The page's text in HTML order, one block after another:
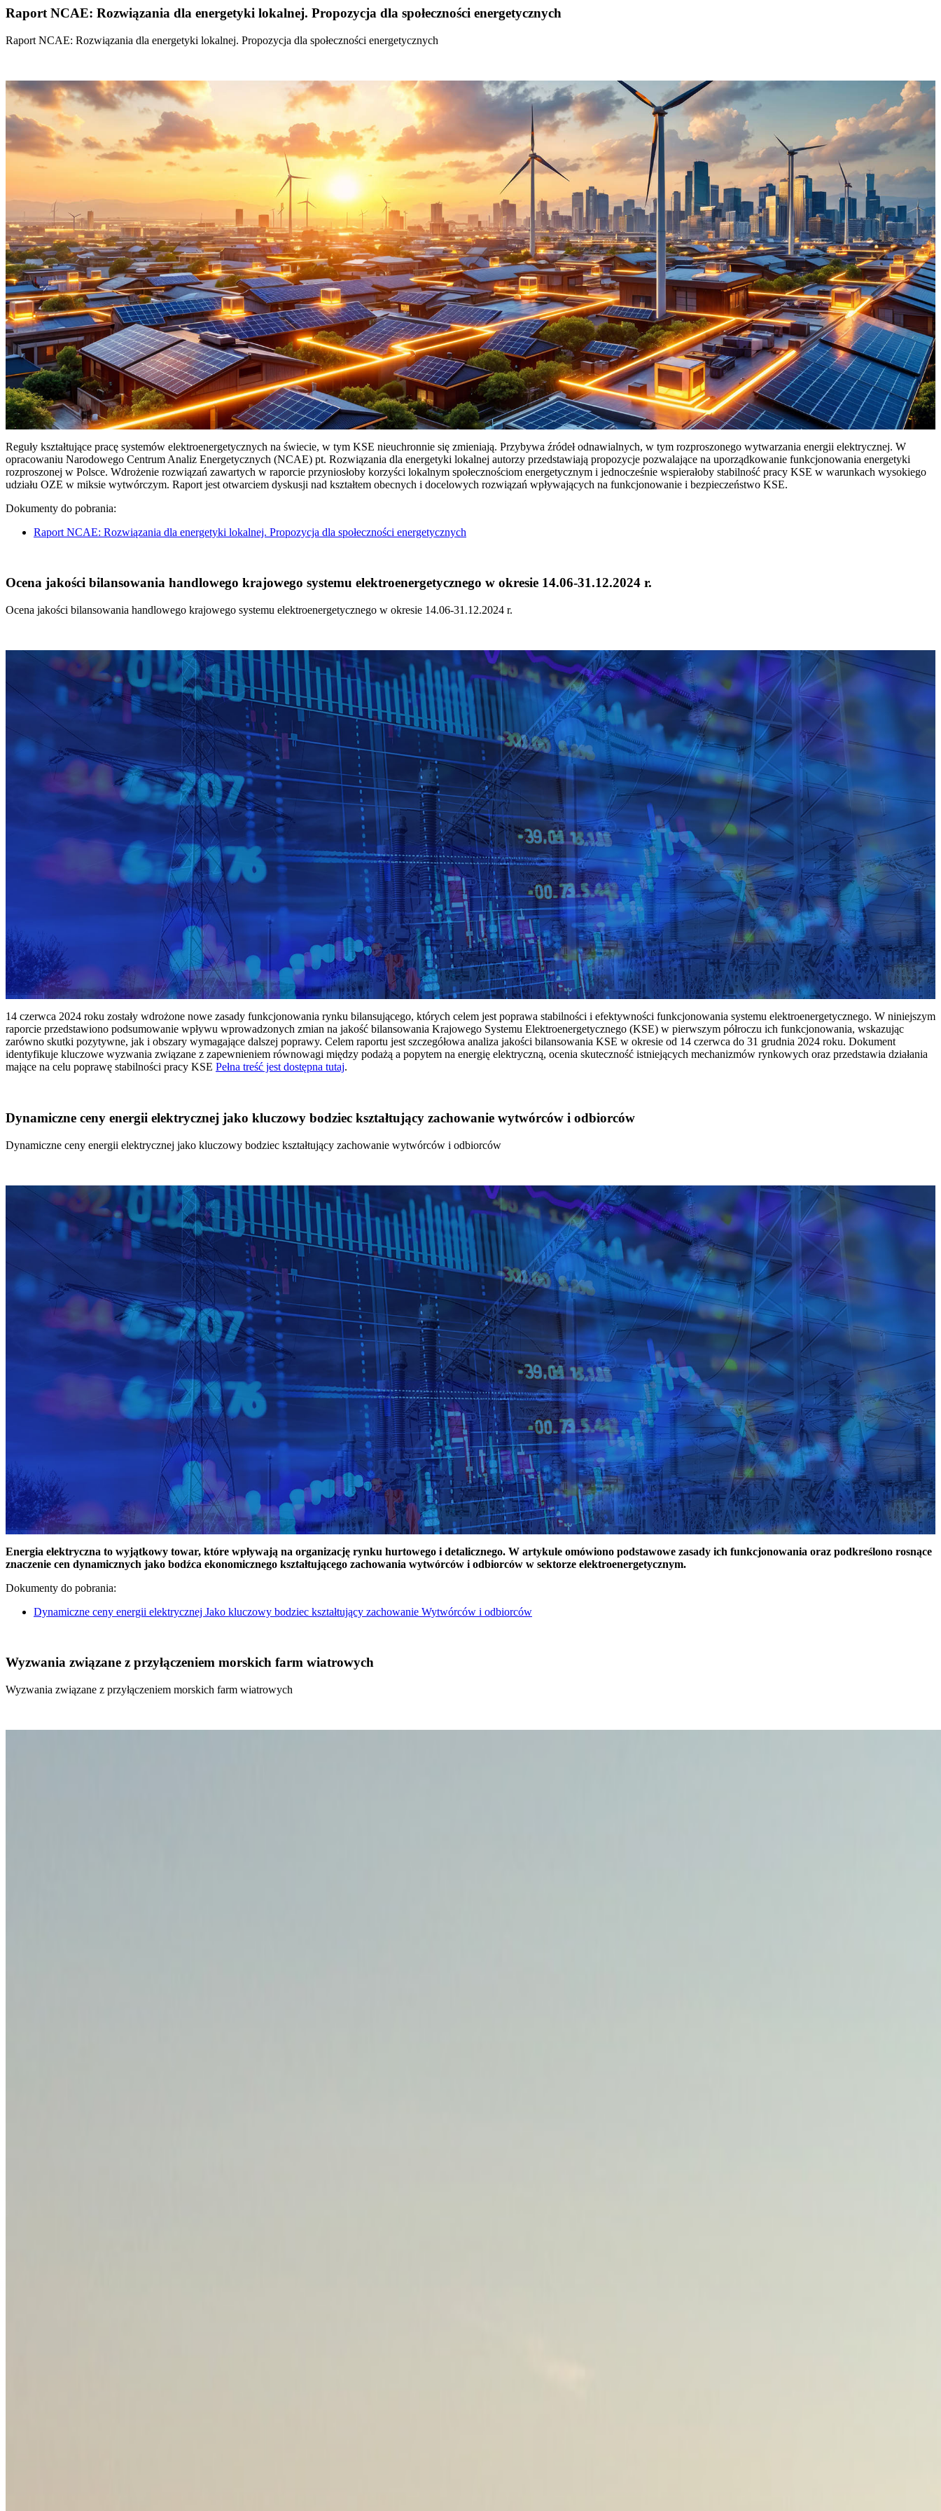
Raport NCAE: Rozwiązania dla energetyki lokalnej. Propozycja dla społeczności energetycznych
Raport NCAE: Rozwiązania dla energetyki lokalnej. Propozycja dla społeczności energetycznych
Reguły kształtujące pracę systemów elektroenergetycznych na świecie, w tym KSE nieuchronnie się zmieniają. Przybywa źródeł odnawialnych, w tym rozproszonego wytwarzania energii elektrycznej. W
opracowaniu Narodowego Centrum Analiz Energetycznych (NCAE) pt. Rozwiązania dla energetyki lokalnej autorzy przedstawiają propozycje pozwalające na uporządkowanie funkcjonowania energetyki
rozproszonej w Polsce. Wdrożenie rozwiązań zawartych w raporcie przyniosłoby korzyści lokalnym społecznościom energetycznym i jednocześnie wspierałoby stabilność pracy KSE w warunkach wysokiego
udziału OZE w miksie wytwórczym. Raport jest otwarciem dyskusji nad kształtem obecnych i docelowych rozwiązań wpływających na funkcjonowanie i bezpieczeństwo KSE.
Dokumenty do pobrania:
Raport NCAE: Rozwiązania dla energetyki lokalnej. Propozycja dla społeczności energetycznych
Ocena jakości bilansowania handlowego krajowego systemu elektroenergetycznego w okresie 14.06-31.12.2024 r.
Ocena jakości bilansowania handlowego krajowego systemu elektroenergetycznego w okresie 14.06-31.12.2024 r.
14 czerwca 2024 roku zostały wdrożone nowe zasady funkcjonowania rynku bilansującego, których celem jest poprawa stabilności i efektywności funkcjonowania systemu elektroenergetycznego. W niniejszym
raporcie przedstawiono podsumowanie wpływu wprowadzonych zmian na jakość bilansowania Krajowego Systemu Elektroenergetycznego (KSE) w pierwszym półroczu ich funkcjonowania, wskazując
zarówno skutki pozytywne, jak i obszary wymagające dalszej poprawy. Celem raportu jest szczegółowa analiza jakości bilansowania KSE w okresie od 14 czerwca do 31 grudnia 2024 roku. Dokument
identyfikuje kluczowe wyzwania związane z zapewnieniem równowagi między podażą a popytem na energię elektryczną, ocenia skuteczność istniejących mechanizmów rynkowych oraz przedstawia działania
mające na celu poprawę stabilności pracy KSE Pełna treść jest dostępna tutaj.
Dynamiczne ceny energii elektrycznej jako kluczowy bodziec kształtujący zachowanie wytwórców i odbiorców
Dynamiczne ceny energii elektrycznej jako kluczowy bodziec kształtujący zachowanie wytwórców i odbiorców
Energia elektryczna to wyjątkowy towar, które wpływają na organizację rynku hurtowego i detalicznego. W artykule omówiono podstawowe zasady ich funkcjonowania oraz podkreślono rosnące
znaczenie cen dynamicznych jako bodźca ekonomicznego kształtującego zachowania wytwórców i odbiorców w sektorze elektroenergetycznym.
Dokumenty do pobrania:
Dynamiczne ceny energii elektrycznej Jako kluczowy bodziec kształtujący zachowanie Wytwórców i odbiorców
Wyzwania związane z przyłączeniem morskich farm wiatrowych
Wyzwania związane z przyłączeniem morskich farm wiatrowych